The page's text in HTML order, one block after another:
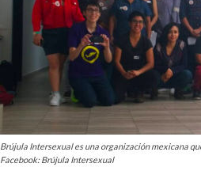
Brújula Intersexual es una organización mexicana
Facebook: Brújula Intersexual